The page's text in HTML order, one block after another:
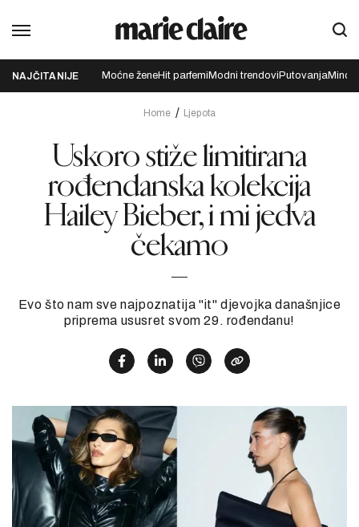
NAJČITANIJE Moćne ženeHit parfemi Modni trendovi Putovanja
Home Ljepota
Uskoro stiže limitirana
rođendanska kolekcija
Hailey Bieber, i mi jedva
čekamo
Evo što nam sve najpoznatija "it" djevojka današnjice
priprema ususret svom 29. rođendanu!